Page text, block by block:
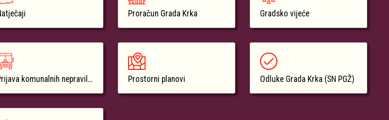
komunalnih nepravilnosti
Proračun Grada Krka
Prostorni planovi
Gradsko vijeće
Odluke Grada Krka (SN PGŽ)